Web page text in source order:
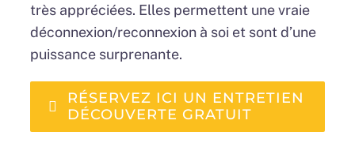
très appréciées. Elles permettent une vraie
déconnexion/reconnexion à soi et sont d’une
puissance surprenante.
RÉSERVEZ ICI UN ENTRETIEN
DÉCOUVERTE GRATUIT